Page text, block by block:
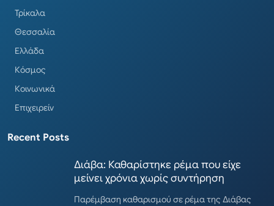
Τρίκαλα
Θεσσαλία
Ελλάδα
Κόσμος
Κοινωνικά
Επιχειρείν
Recent Posts
Διάβα: Καθαρίστηκε ρέμα που είχε
μείνει χρόνια χωρίς συντήρηση
Παρέμβαση καθαρισμού σε ρέμα της Διάβας